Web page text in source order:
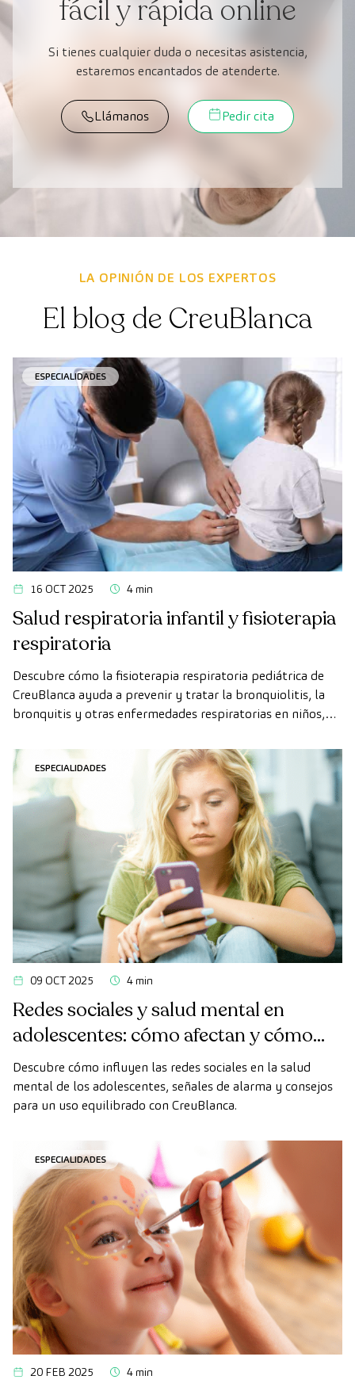
fácil y rápida online
Si tienes cualquier duda o necesitas asistencia,
estaremos encantados de atenderte.
Llámanos Pedir cita
LA OPINIÓN DE LOS EXPERTOS
El blog de CreuBlanca
ESPECIALIDADES
16 OCT 2025 4 min
Salud respiratoria infantil y fisioterapia
respiratoria
Descubre cómo la fisioterapia respiratoria pediátrica de
CreuBlanca ayuda a prevenir y tratar la bronquiolitis, la
bronquitis y otras enfermedades respiratorias en niños,
bienestar y descanso.
ESPECIALIDADES
09 OCT 2025 4 min
Redes sociales y salud mental en
adolescentes: cómo afectan y cómo
acompañar desde la familia
Descubre cómo influyen las redes sociales en la salud
mental de los adolescentes, señales de alarma y consejos
para un uso equilibrado con CreuBlanca.
ESPECIALIDADES
20 FEB 2025 4 min